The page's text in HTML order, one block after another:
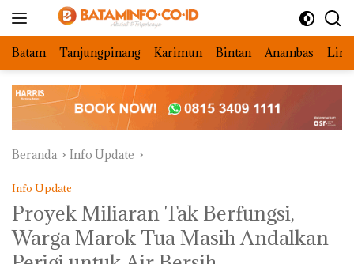
Batam Tanjungpinang Karimun Bintan Anambas
Beranda Info Update
Info Update
Proyek Miliaran Tak Berfungsi,
Warga Marok Tua Masih Andalkan